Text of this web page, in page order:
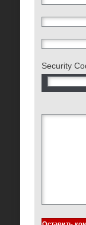
Security